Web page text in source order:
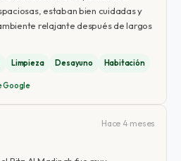
estaban bien cuidadas y
relajante después de largos
Limpieza Desayuno Habitación
Google
Hace 4 meses